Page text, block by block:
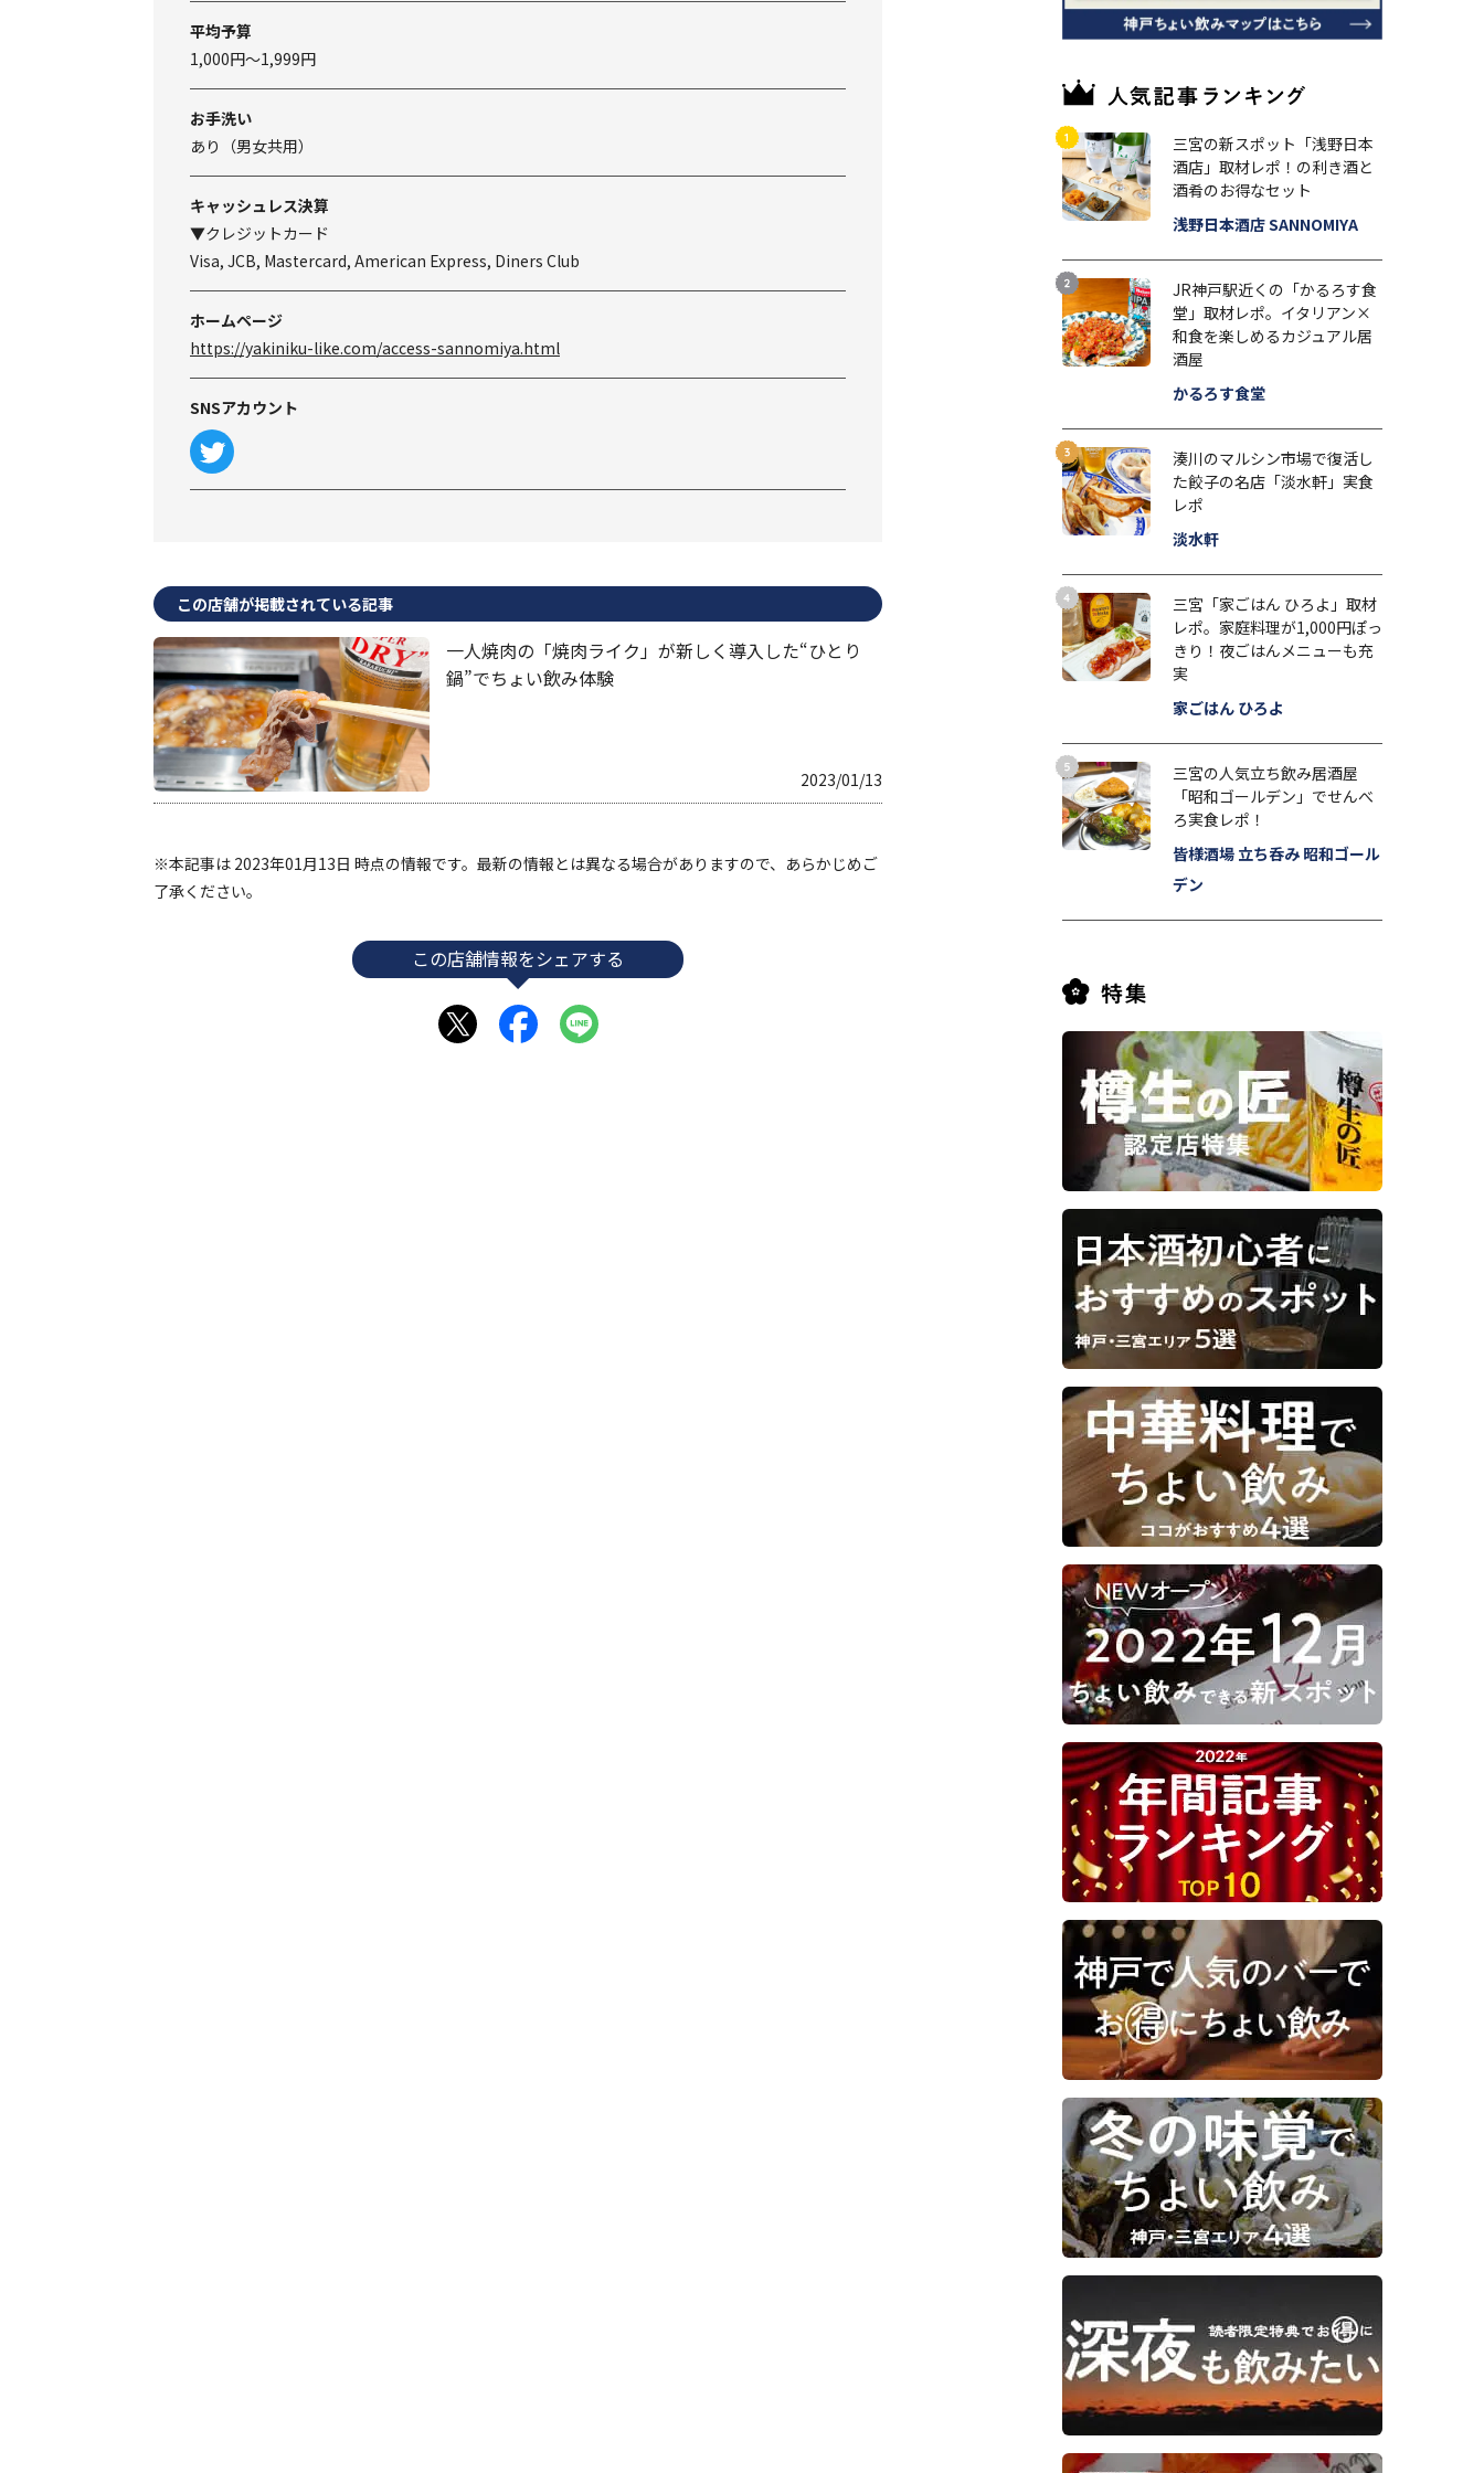
平均予算
1,000円～1,999円
お手洗い
あり（男女共用）
キャッシュレス決算
▼クレジットカード
Visa, JCB, Mastercard, American Express, Diners Club
ホームページ
https://yakiniku-like.com/access-sannomiya.html
SNSアカウント
この店舗が掲載されている記事
一人焼肉の「焼肉ライク」が新しく導入した“ひとり
鍋”でちょい飲み体験
2023/01/13
※本記事は 2023年01月13日 時点の情報です。最新の情報とは異なる場合がありますので、あらかじめご
了承ください。
この店舗情報をシェアする
三宮の新スポット「浅野日本
酒店」取材レポ！の利き酒と
酒肴のお得なセット
浅野日本酒店 SANNOMIYA
JR神戸駅近くの「かるろす食
堂」取材レポ。イタリアン×
和食を楽しめるカジュアル居
酒屋
かるろす食堂
湊川のマルシン市場で復活し
た餃子の名店「淡水軒」実食
レポ
淡水軒
三宮「家ごはん ひろよ」取材
レポ。家庭料理が1,000円ぽっ
きり！夜ごはんメニューも充
実
家ごはん ひろよ
三宮の人気立ち飲み居酒屋
「昭和ゴールデン」でせんべ
ろ実食レポ！
皆様酒場 立ち呑み 昭和ゴール
デン